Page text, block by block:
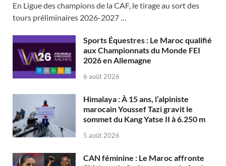
En Ligue des champions de la CAF, le tirage au sort des
tours préliminaires 2026-2027 …
Sports Équestres : Le Maroc qualifié
aux Championnats du Monde FEI
2026 en Allemagne
6 août 2026
Himalaya : À 15 ans, l’alpiniste
marocain Youssef Tazi gravit le
sommet du Kang Yatse II à 6.250 m
5 août 2026
CAN féminine : Le Maroc affronte